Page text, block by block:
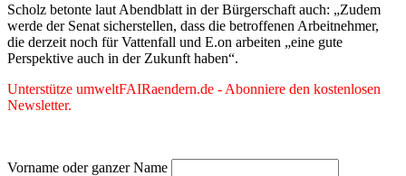
Scholz betonte laut Abendblatt in der Bürgerschaft auch: „Zudem
werde der Senat sicherstellen, dass die betroffenen Arbeitnehmer,
die derzeit noch für Vattenfall und E.on arbeiten „eine gute
Perspektive auch in der Zukunft haben“.
Unterstütze umweltFAIRaendern.de - Abonniere den kostenlosen
Newsletter.
Vorname oder ganzer Name